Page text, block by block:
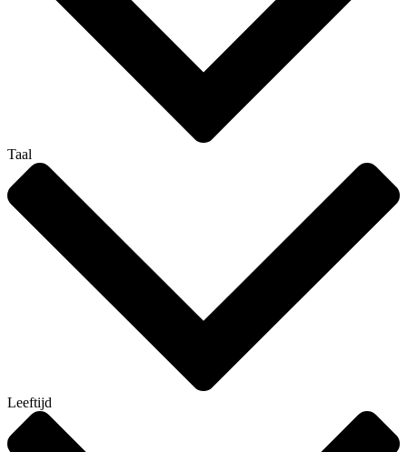
Taal
Leeftijd